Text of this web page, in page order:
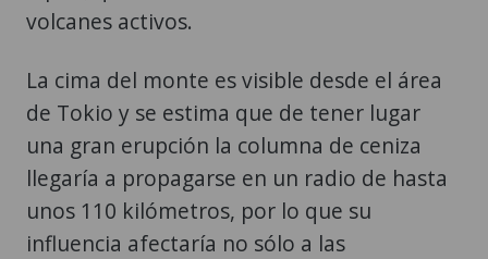
volcanes activos.
La cima del monte es visible desde el área
de Tokio y se estima que de tener lugar
una gran erupción la columna de ceniza
llegaría a propagarse en un radio de hasta
unos 110 kilómetros, por lo que su
influencia afectaría no sólo a las